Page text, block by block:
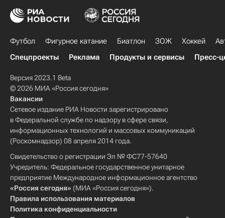
Футбол Фигурное катание Биатлон ЗОЖ Хоккей
Спецпроекты
Реклама Продукты и сервисы Пресс-
Версия 2023.1 Beta
© 2026 МИА «Россия сегодня»
Вакансии
Сетевое издание РИА Новости зарегистрировано
в Федеральной службе по надзору в сфере связи,
информационных технологий и массовых коммуникаций
(Роскомнадзор) 08 апреля 2014 года.
Свидетельство о регистрации Эл № ФС77-57640
Учредитель: Федеральное государственное унитарное
предприятие Международное информационное агентство
«Россия сегодня» (МИА «Россия сегодня»).
Правила использования материалов
Политика конфиденциальности